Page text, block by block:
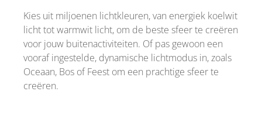
Kies uit miljoenen lichtkleuren, van energiek koelwit
licht tot warmwit licht, om de beste sfeer te creëren
voor jouw buitenactiviteiten. Of pas gewoon een
vooraf ingestelde, dynamische lichtmodus in, zoals
Oceaan, Bos of Feest om een prachtige sfeer te
creëren.